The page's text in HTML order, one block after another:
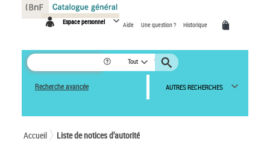
Espace personnel Aide Une question ? Historique
Tout
Recherche avancée AUTRES RECHERCHES
Accueil Liste de notices d’autorité
Panneau de gestion des cookies